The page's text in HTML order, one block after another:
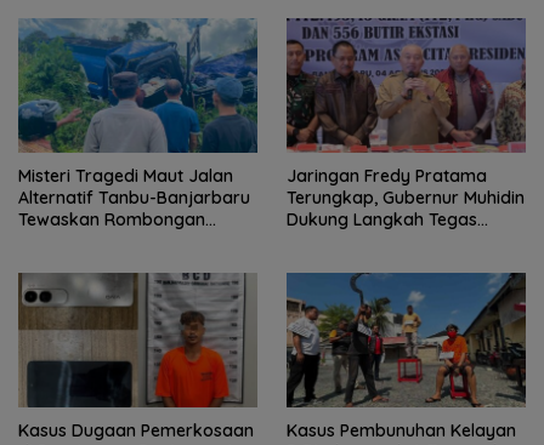
Misteri Tragedi Maut Jalan
Alternatif Tanbu-Banjarbaru
Tewaskan Rombongan
Jaringan Fredy Pratama
Terungkap, Gubernur Muhidin
Dukung Langkah Tegas
Kasus Dugaan Pemerkosaan
Kasus Pembunuhan Kelayan